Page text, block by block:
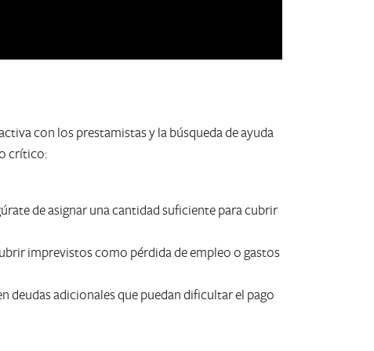
con los prestamistas y la búsqueda de ayuda
crítico:
de asignar una cantidad suficiente para cubrir
imprevistos como pérdida de empleo o gastos
deudas adicionales que puedan dificultar el pago